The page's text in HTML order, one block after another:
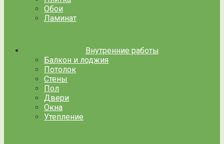
Обои
Ламинат
Внутренние работы
Балкон и лоджия
Потолок
Стены
Пол
Двери
Окна
Утепление